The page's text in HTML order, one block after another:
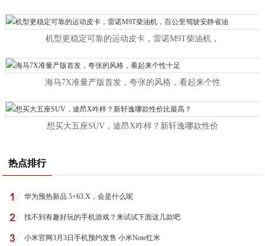
机型更稳定可靠的运动皮卡，雷诺M9T柴油机，
海马7X准量产版首发，夸张的风格，看起来个性
想买大五座SUV，途昂X咋样？新轩逸哪款性价
热点排行
华为预热新品 5+63.X，会是什么呢
找不到有趣好玩的手机游戏？来试试下面这几款吧
小米官网3月3日手机预约发售 小米Note红米